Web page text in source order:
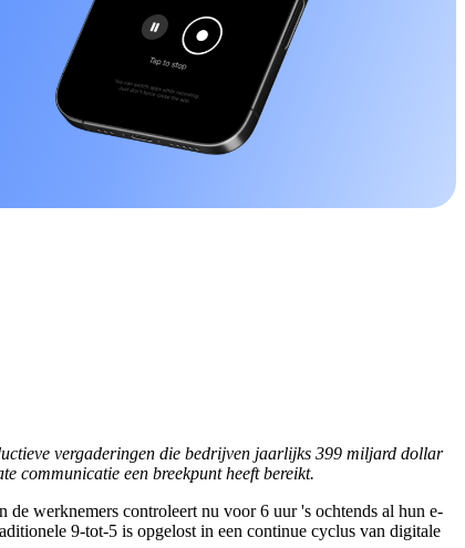
vergaderingen die bedrijven jaarlijks 399 miljard dollar
communicatie een breekpunt heeft bereikt.
werknemers controleert nu voor 6 uur 's ochtends al hun e-
9-tot-5 is opgelost in een continue cyclus van digitale